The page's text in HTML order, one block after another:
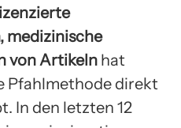
medizinische
von Artikeln hat
Pfahlmethode direkt
In den letzten 12